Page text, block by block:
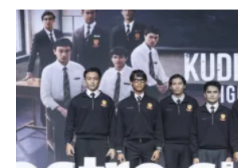
Ini antara aksesori yang sering disimpan
sebenarnya perbuatan ini hanya
membuatkan kaca mata menjadi panas